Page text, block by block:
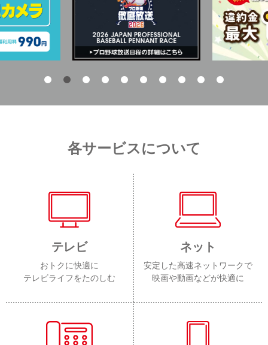
各サービスについて
テレビ
おトクに快適に
テレビライフをたのしむ
ネット
安定した高速ネットワークで
映画や動画などが快適に